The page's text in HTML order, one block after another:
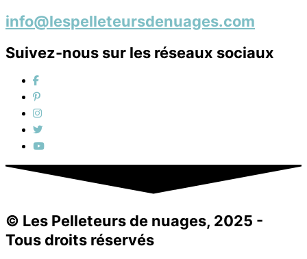
info@lespelleteursdenuages.com
Suivez-nous sur les réseaux sociaux
© Les Pelleteurs de nuages, 2025 -
Tous droits réservés